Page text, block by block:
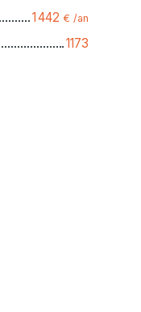
1 442 € /an
1173